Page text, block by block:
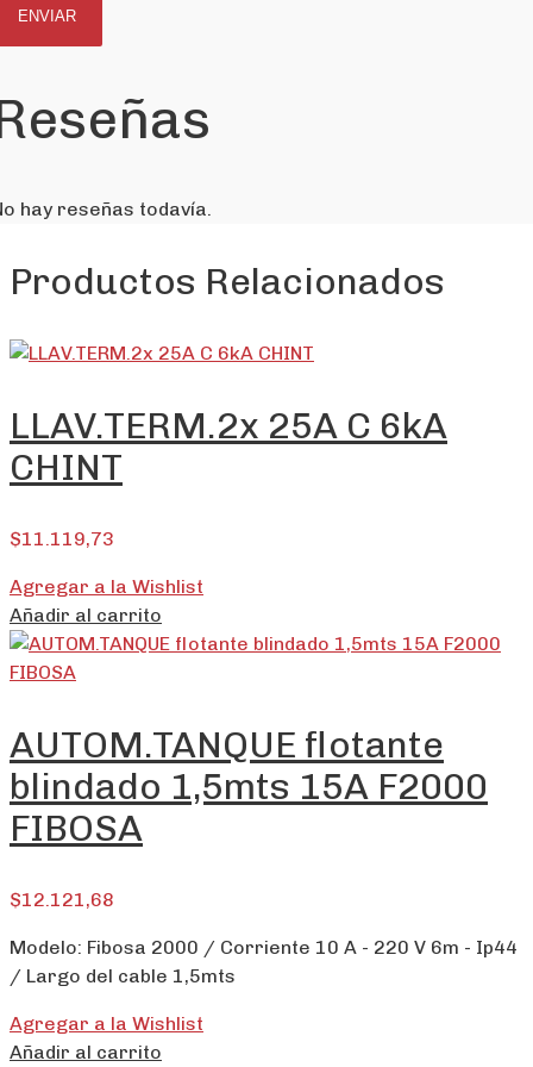
hay reseñas todavía.
Productos Relacionados
LLAV.TERM.2x 25A C 6kA
CHINT
$11.119,73
Agregar a la Wishlist
Añadir al carrito
AUTOM.TANQUE flotante
blindado 1,5mts 15A F2000
FIBOSA
$12.121,68
Modelo: Fibosa 2000 / Corriente 10 A - 220 V 6m - Ip44
/ Largo del cable 1,5mts
Agregar a la Wishlist
Añadir al carrito